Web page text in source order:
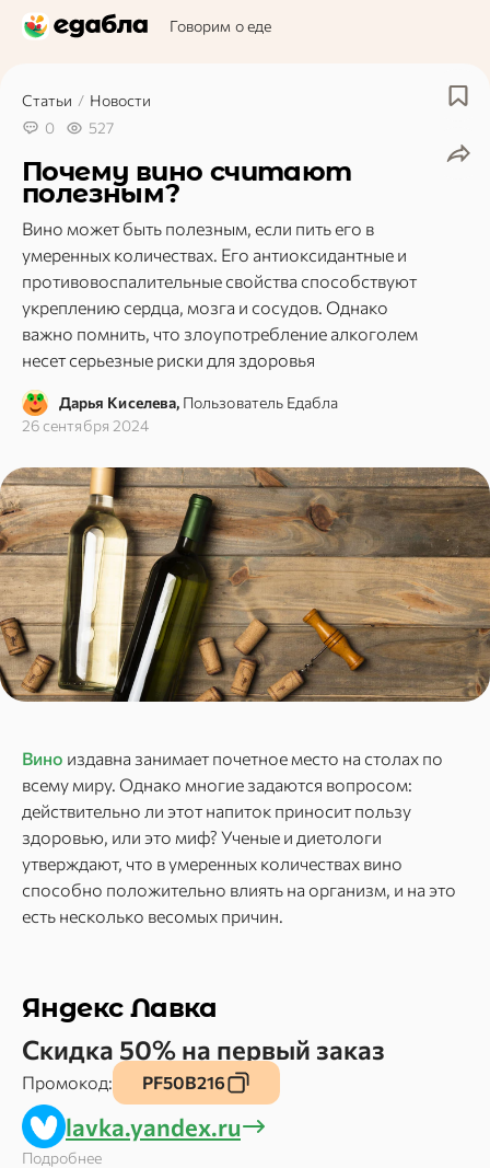
Говорим о еде
Статьи / Новости
0
527
Почему вино считают
полезным?
Вино может быть полезным, если пить его в
умеренных количествах. Его антиоксидантные и
противовоспалительные свойства способствуют
укреплению сердца, мозга и сосудов. Однако
важно помнить, что злоупотребление алкоголем
несет серьезные риски для здоровья
Дарья Киселева, Пользователь Едабла
26 сентября 2024
Вино издавна занимает почетное место на столах по
всему миру. Однако многие задаются вопросом:
действительно ли этот напиток приносит пользу
здоровью, или это миф? Ученые и диетологи
утверждают, что в умеренных количествах вино
способно положительно влиять на организм, и на это
есть несколько весомых причин.
Яндекс Лавка
Скидка 50% на первый заказ
Промокод: PF50B216
lavka.yandex.ru
Подробнее